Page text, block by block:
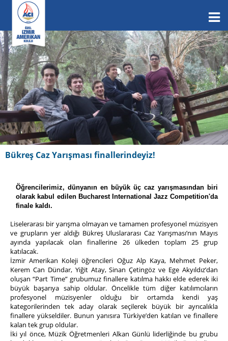
Bükreş Caz Yarışması finallerindeyiz!
Öğrencilerimiz, dünyanın en büyük üç caz yarışmasından biri
olarak kabul edilen Bucharest International Jazz Competition'da
finale kaldı.
Liselerarası bir yarışma olmayan ve tamamen profesyonel müzisyen
ve grupların yer aldığı Bükreş Uluslararası Caz Yarışması’nın Mayıs
ayında yapılacak olan finallerine 26 ülkeden toplam 25 grup
katılacak.
İzmir Amerikan Koleji öğrencileri Oğuz Alp Kaya, Mehmet Peker,
Kerem Can Dündar, Yiğit Atay, Sinan Çetingöz ve Ege Akyıldız’dan
oluşan “Part Time” grubumuz finallere katılma hakkı elde ederek iki
büyük başarıya sahip oldular. Öncelikle tüm diğer katılımcıların
profesyonel müzisyenler olduğu bir ortamda kendi yaş
kategorilerinden tek aday olarak seçilerek büyük bir ayrıcalıkla
finallere yükseldiler. Bunun yanısıra Türkiye’den katılan ve finallere
kalan tek grup oldular.
İki yıl önce, Müzik Öğretmenleri Alkan Günlü liderliğinde bu grubu